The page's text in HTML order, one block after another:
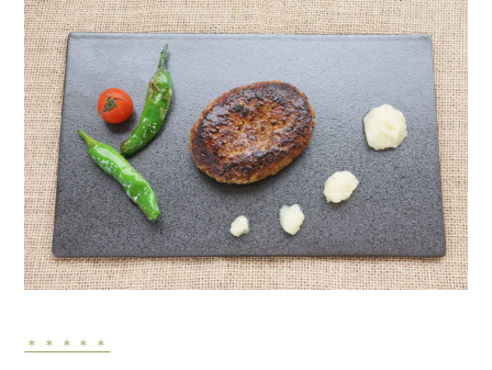
＊＊＊＊＊